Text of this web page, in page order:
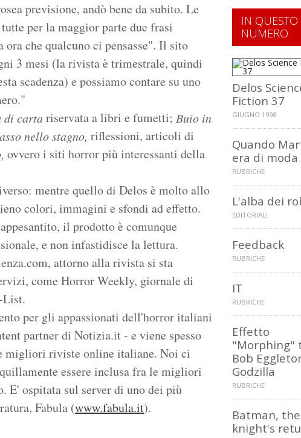
previsione, andò bene da subito. Le
per la maggior parte due frasi
che qualcuno ci pensasse". Il sito
3 mesi (la rivista è trimestrale, quindi
scadenza) e possiamo contare su uno
di cartariservata a libri e fumetti; Buio in
nello stagno, riflessioni, articoli di
ovvero i siti horror più interessanti della
mentre quello di Delos è molto allo
colori, immagini e sfondi ad effetto.
il prodotto è comunque
e non infastidisce la lettura.
attorno alla rivista si sta
come Horror Weekly, giornale di
List.
per gli appassionati dell'horror italiani
partner di Notizia.it - e viene spesso
riviste online italiane. Noi ci
essere inclusa fra le migliori
E' ospitata sul server di uno dei più
Fabula (www.fabula.it).
IN QUESTO
NUMERO
Delos
Fiction 37
GIUGNO 1998
Quando
era di moda
RUBRICHE
L'alba dei
EDITORIALI
Feedback
RUBRICHE
IT
RUBRICHE
Effetto
"Morphing"
Bob
Godzilla
RUBRICHE
Batman,
knight's